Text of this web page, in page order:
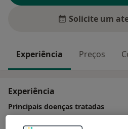
Solicite um
Experiência Preços
Experiência
Principais doenças tratadas